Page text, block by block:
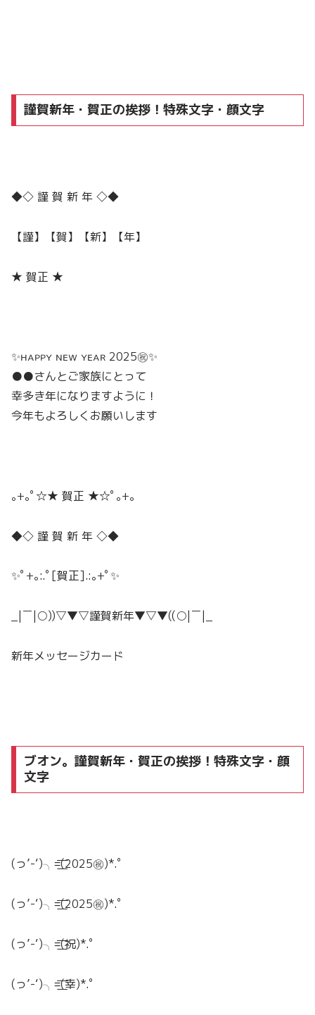
謹賀新年・賀正の挨拶！特殊文字・顔文字
◆◇ 謹 賀 新 年 ◇◆
【謹】【賀】【新】【年】
★ 賀正 ★
✨ʜᴀᴘᴘʏ ɴᴇᴡ ʏᴇᴀʀ 2025㊗️✨
●●さんとご家族にとって
幸多き年になりますように！
今年もよろしくお願いします
｡+｡ﾟ☆★ 賀正 ★☆ﾟ｡+｡
◆◇ 謹 賀 新 年 ◇◆
✨ﾟ+｡:.ﾟ[賀正].:｡+ﾟ✨
_|￣|○))▽▼▽謹賀新年▼▽▼((○|￣|_
新年メッセージカード
ブオン。謹賀新年・賀正の挨拶！特殊文字・顔
文字
(っ’-‘)╮=͟͟͞͞(2025㊗️)*.ﾟ
(っ’-‘)╮=͟͟͞͞(2025㊗️)*.ﾟ
(っ’-‘)╮=͟͟͞͞(祝)*.ﾟ
(っ’-‘)╮=͟͟͞͞(幸)*.ﾟ